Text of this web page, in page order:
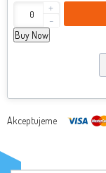
+
-
Buy Now
Akceptujeme